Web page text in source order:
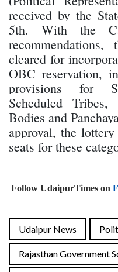
received by the
5th. With the
cleared for
OBC reservation,
provisions for
Scheduled
Bodies and
approval, the
seats for these
Follow UdaipurTimes on
Udaipur News
Rajasthan Government